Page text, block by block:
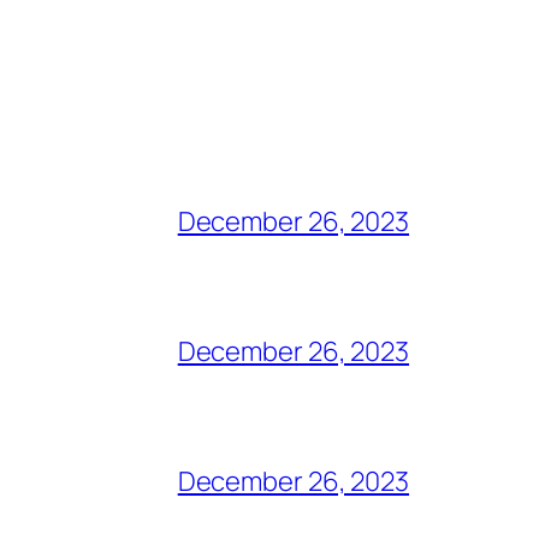
December 26, 2023
December 26, 2023
December 26, 2023